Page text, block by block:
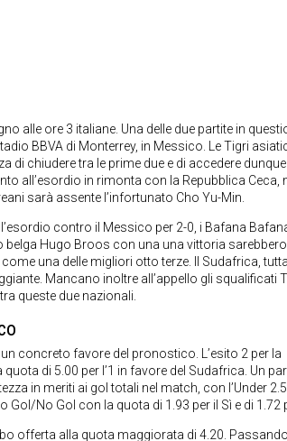
alle ore 3 italiane. Una delle due partite in
BBVA di Monterrey, in Messico. Le Tigri
di chiudere tra le prime due e di accedere dunque
all’esordio in rimonta con la Repubblica Ceca,
sarà assente l’infortunato Cho Yu-Min.
contro il Messico per 2-0, i Bafana
belga Hugo Broos con una una vittoria
una delle migliori otto terze. Il Sudafrica,
Mancano inoltre all’appello gli squalificati
queste due nazionali.
un concreto favore del pronostico. L’esito 2 per la
di 5.00 per l’1 in favore del Sudafrica. Un
in meriti ai gol totali nel match, con l’Under
No Gol con la quota di 1.93 per il Sì e di 1.72
offerta alla quota maggiorata di 4.20.